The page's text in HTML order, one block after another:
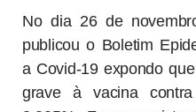
próximo a 0%. Os
nas vacinas.
No dia 26 de
publicou o Boletim